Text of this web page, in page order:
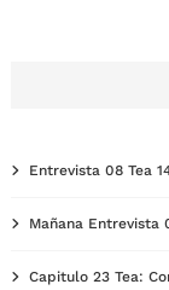
Entrevista 08 Tea
Mañana Entrevista
Capitulo 23 Tea: